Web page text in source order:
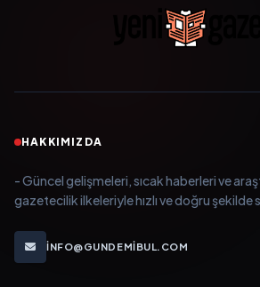
HAKKIMIZDA
- Güncel gelişmeleri, sıcak haberleri ve
gazetecilik ilkeleriyle hızlı ve doğru şekilde
INFO@GUNDEMIBUL.COM